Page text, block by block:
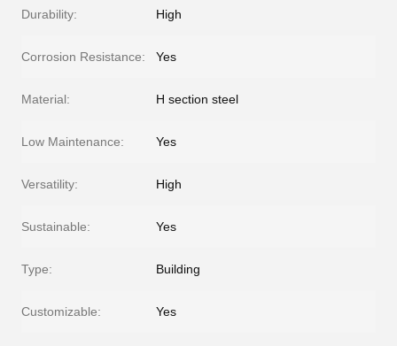
Durability: High
Corrosion Resistance: Yes
Material: H section steel
Low Maintenance: Yes
Versatility: High
Sustainable: Yes
Type: Building
Customizable: Yes